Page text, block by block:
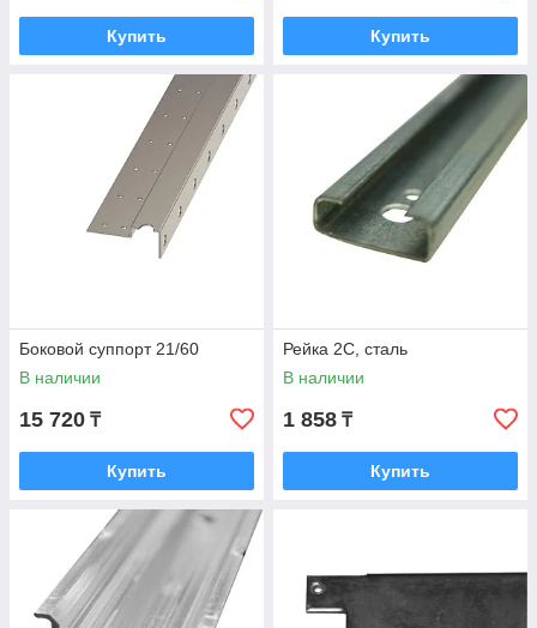
Купить Купить
Боковой суппорт 21/60
В наличии
15 720 ₸
Купить
Рейка 2C, сталь
В наличии
1 858 ₸
Купить